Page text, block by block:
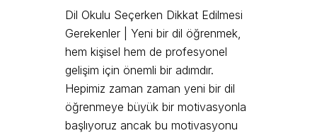
Dil Okulu Seçerken Dikkat Edilmesi
Gerekenler | Yeni bir dil öğrenmek,
hem kişisel hem de profesyonel
gelişim için önemli bir adımdır.
Hepimiz zaman zaman yeni bir dil
öğrenmeye büyük bir motivasyonla
başlıyoruz ancak bu motivasyonu